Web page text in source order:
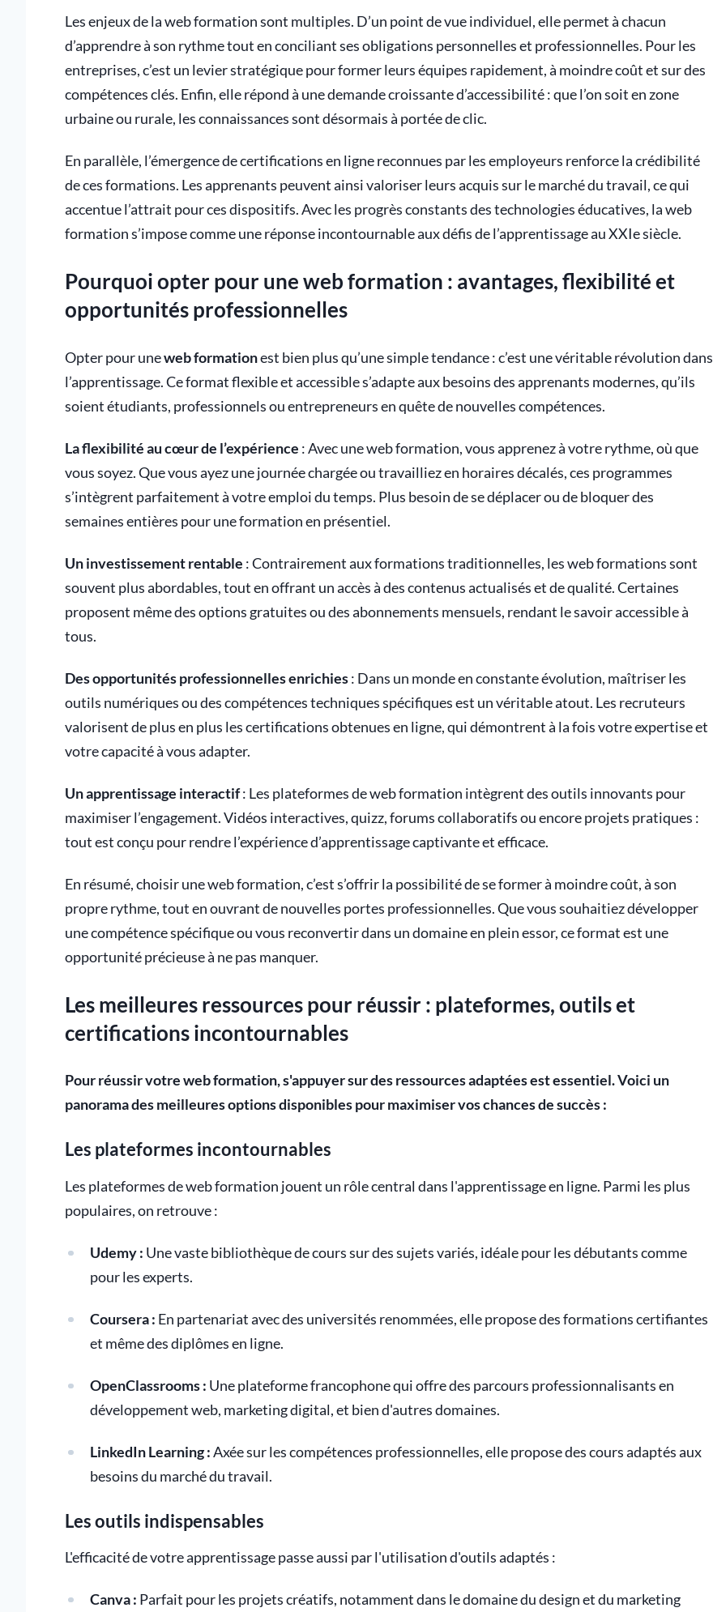
Les enjeux de la web formation sont multiples. D’un point de vue individuel, elle permet à chacun
d’apprendre à son rythme tout en conciliant ses obligations personnelles et professionnelles. Pour les
entreprises, c’est un levier stratégique pour former leurs équipes rapidement, à moindre coût et sur des
compétences clés. Enfin, elle répond à une demande croissante d’accessibilité : que l’on soit en zone
urbaine ou rurale, les connaissances sont désormais à portée de clic.
En parallèle, l’émergence de certifications en ligne reconnues par les employeurs renforce la crédibilité
de ces formations. Les apprenants peuvent ainsi valoriser leurs acquis sur le marché du travail, ce qui
accentue l’attrait pour ces dispositifs. Avec les progrès constants des technologies éducatives, la web
formation s’impose comme une réponse incontournable aux défis de l’apprentissage au XXIe siècle.
Pourquoi opter pour une web formation : avantages, flexibilité et
opportunités professionnelles
Opter pour uneweb formationest bien plus qu’une simple tendance : c’est une véritable révolution dans
l’apprentissage. Ce format flexible et accessible s’adapte aux besoins des apprenants modernes, qu’ils
soient étudiants, professionnels ou entrepreneurs en quête de nouvelles compétences.
La flexibilité au cœur de l’expérience : Avec une web formation, vous apprenez à votre rythme, où que
vous soyez. Que vous ayez une journée chargée ou travailliez en horaires décalés, ces programmes
s’intègrent parfaitement à votre emploi du temps. Plus besoin de se déplacer ou de bloquer des
semaines entières pour une formation en présentiel.
Un investissement rentable : Contrairement aux formations traditionnelles, les web formations sont
souvent plus abordables, tout en offrant un accès à des contenus actualisés et de qualité. Certaines
proposent même des options gratuites ou des abonnements mensuels, rendant le savoir accessible à
tous.
Des opportunités professionnelles enrichies: Dans un monde en constante évolution, maîtriser les
outils numériques ou des compétences techniques spécifiques est un véritable atout. Les recruteurs
valorisent de plus en plus les certifications obtenues en ligne, qui démontrent à la fois votre expertise et
votre capacité à vous adapter.
Un apprentissage interactif: Les plateformes de web formation intègrent des outils innovants pour
maximiser l’engagement. Vidéos interactives, quizz, forums collaboratifs ou encore projets pratiques :
tout est conçu pour rendre l’expérience d’apprentissage captivante et efficace.
En résumé, choisir une web formation, c’est s’offrir la possibilité de se former à moindre coût, à son
propre rythme, tout en ouvrant de nouvelles portes professionnelles. Que vous souhaitiez développer
une compétence spécifique ou vous reconvertir dans un domaine en plein essor, ce format est une
opportunité précieuse à ne pas manquer.
Les meilleures ressources pour réussir : plateformes, outils et
certifications incontournables
Pour réussir votre web formation, s'appuyer sur des ressources adaptées est essentiel. Voici un
panorama des meilleures options disponibles pour maximiser vos chances de succès :
Les plateformes incontournables
Les plateformes de web formation jouent un rôle central dans l'apprentissage en ligne. Parmi les plus
populaires, on retrouve :
Udemy : Une vaste bibliothèque de cours sur des sujets variés, idéale pour les débutants comme
pour les experts.
Coursera : En partenariat avec des universités renommées, elle propose des formations certifiantes
et même des diplômes en ligne.
OpenClassrooms : Une plateforme francophone qui offre des parcours professionnalisants en
développement web, marketing digital, et bien d'autres domaines.
LinkedIn Learning :Axée sur les compétences professionnelles, elle propose des cours adaptés aux
besoins du marché du travail.
Les outils indispensables
L'efficacité de votre apprentissage passe aussi par l'utilisation d'outils adaptés :
Canva : Parfait pour les projets créatifs, notamment dans le domaine du design et du marketing